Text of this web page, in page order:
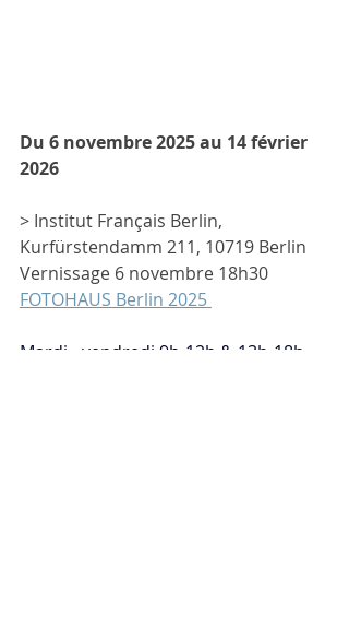
Du 6 novembre 2025 au 14 février
2026
> Institut Français Berlin,
Kurfürstendamm 211, 10719 Berlin
Vernissage 6 novembre 18h30
FOTOHAUS Berlin 2025
Mardi - vendredi 9h-12h & 13h-18h